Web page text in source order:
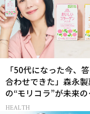
「50代になった今、
合わせできた」森永製
の“モリコラ”が未来の
レイを連れてくる！
HEALTH